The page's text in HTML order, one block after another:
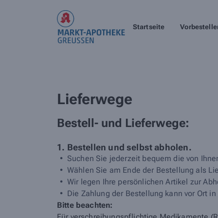
Startseite
Lieferwege
Bestell- und Lieferwege:
1. Bestellen und selbst abholen.
Suchen Sie jederzeit bequem die von
Wählen Sie am Ende der Bestellung als
Wir legen Ihre persönlichen Artikel zur
Die Zahlung der Bestellung kann vor Ort
Bitte beachten: